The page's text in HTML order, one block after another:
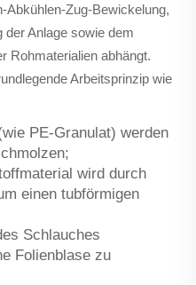
Abkühlen-Zug-Bewickelung,
Anlage sowie dem
Rohmaterialien abhängt.
Arbeitsprinzip wie
PE-Granulat) werden
wird durch
einen tubförmigen
Schlauches
Folienblase zu